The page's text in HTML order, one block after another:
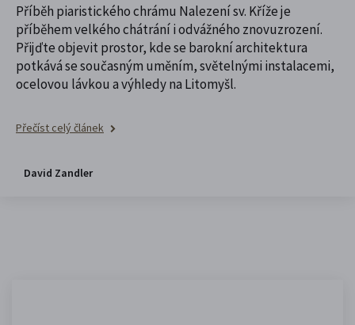
Příběh piaristického chrámu Nalezení sv. Kříže je
příběhem velkého chátrání i odvážného znovuzrození.
Přijďte objevit prostor, kde se barokní architektura
potkává se současným uměním, světelnými instalacemi,
ocelovou lávkou a výhledy na Litomyšl.
Přečíst celý článek
David Zandler